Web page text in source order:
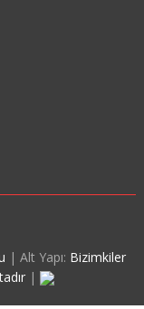
| Alt Yapı: Bizimkiler
|